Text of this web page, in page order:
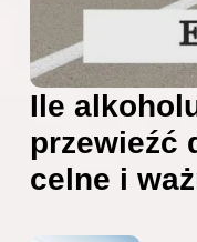
Ile
przewieźć
celne i